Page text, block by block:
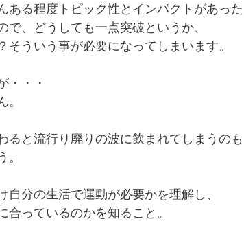
ある程度トピック性とインパクトがあった
、どうしても一点突破というか、
ういう事が必要になってしまいます。
・・・
ると流行り廃りの波に飲まれてしまうのも
分の生活で運動が必要かを理解し、
っているのかを知ること。